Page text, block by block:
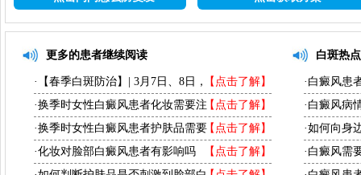
更多的患者继续阅读
【点击了解】
·【春季白斑防治】| 3月7日、8日，
【点击了解】
·换季时女性白癜风患者化妆需要注
【点击了解】
·换季时女性白癜风患者护肤品需要
【点击了解】
·化妆对脸部白癜风患者有影响吗
白斑热
·白癜风患
·白癜风病
·如何向身
·白癜风需